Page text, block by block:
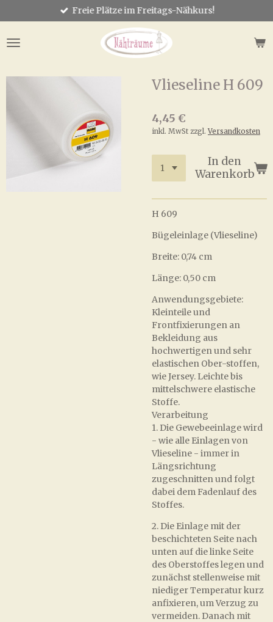
Hauptinhalt
springen
Freie Plätze im Freitags-Nähkurs!
Vlieseline H 609
4,45 €
inkl. MwSt zzgl.Versandkosten
In den
Warenkorb
H 609
Bügeleinlage (Vlieseline)
Breite: 0,74 cm
Länge: 0,50 cm
Anwendungsgebiete:
Kleinteile und
Frontfixierungen an
Bekleidung aus
hochwertigen und sehr
elastischen Ober-stoffen,
wie Jersey. Leichte bis
mittelschwere elastische
Stoffe.
Verarbeitung
1. Die Gewebeeinlage wird
- wie alle Einlagen von
Vlieseline - immer in
Längsrichtung
zugeschnitten und folgt
dabei dem Fadenlauf des
Stoffes.
2. Die Einlage mit der
beschichteten Seite nach
unten auf die linke Seite
des Oberstoffes legen und
zunächst stellenweise mit
niediger Temperatur kurz
anfixieren, um Verzug zu
vermeiden. Danach mit